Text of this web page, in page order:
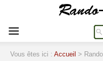
Vous êtes ici : Accueil >